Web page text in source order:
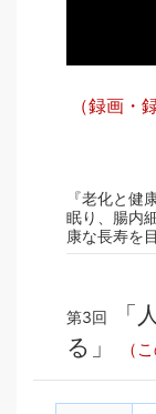
（録画・
『老化と健
眠り、腸内
康な長寿を
第3回
「
る」
（